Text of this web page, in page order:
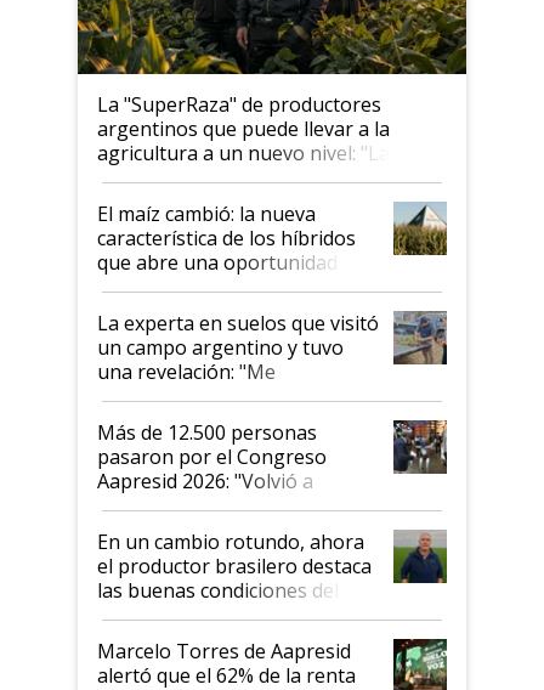
La "SuperRaza" de productores
argentinos que puede llevar a la
agricultura a un nuevo nivel: "Las
posibilidades de crecimiento son
infinitas"
El maíz cambió: la nueva
característica de los híbridos
que abre una oportunidad en
el lote
La experta en suelos que visitó
un campo argentino y tuvo
una revelación: "Me
impresionó mucho"
Más de 12.500 personas
pasaron por el Congreso
Aapresid 2026: "Volvió a
demostrar que hablar del
suelo es hablar de todo el
sistema productivo"
En un cambio rotundo, ahora
el productor brasilero destaca
las buenas condiciones del
agro argentino para invertir:
"Los veo más motivados"
Marcelo Torres de Aapresid
alertó que el 62% de la renta